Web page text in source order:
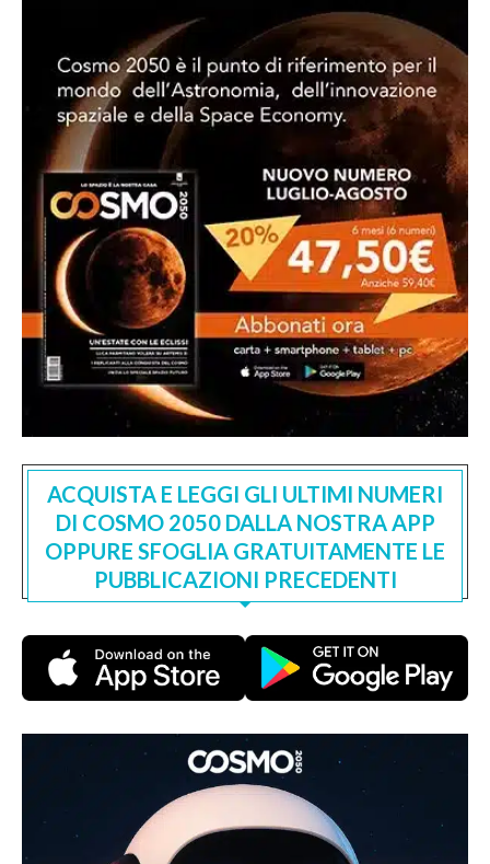
ACQUISTA E LEGGI GLI ULTIMI NUMERI
DI COSMO 2050 DALLA NOSTRA APP
OPPURE SFOGLIA GRATUITAMENTE LE
PUBBLICAZIONI PRECEDENTI